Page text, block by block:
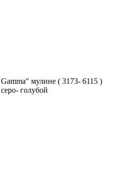
мулине ( 3173- 6115 )
голубой